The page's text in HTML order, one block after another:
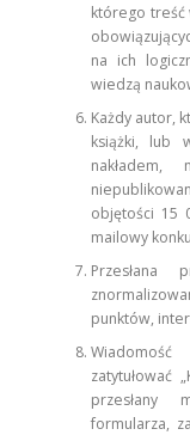
którego treść
na ich
wiedzą
Każdy autor,
książki, lub
objętości 15
mailowy
Przesłana
punktów,
zatytułować
przesłany
formularza,